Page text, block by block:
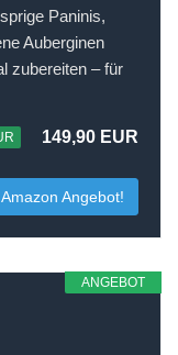
Paninis,
Auberginen
zubereiten – für
149,90 EUR
Angebot!
ANGEBOT